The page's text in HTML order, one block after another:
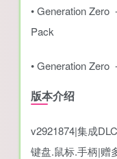
• Generation Zero
Pack
• Generation Zero
版本介绍
v2921874|集成
键盘.鼠标.手柄|赠